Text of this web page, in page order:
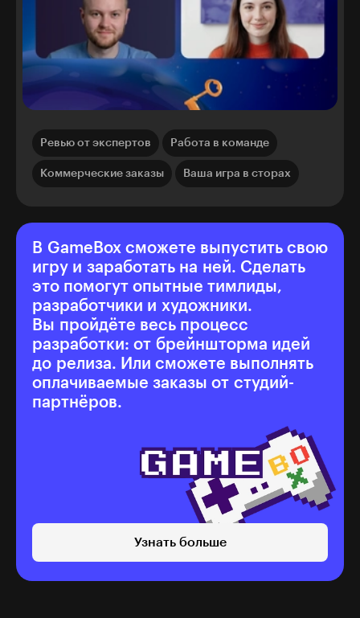
Ревью от экспертов Работа в команде
Коммерческие заказы Ваша игра в сторах
В GameBox сможете выпустить свою
игру и заработать на ней. Сделать
это помогут опытные тимлиды,
разработчики и художники.
Вы пройдёте весь процесс
разработки: от брейншторма идей
до релиза. Или сможете выполнять
оплачиваемые заказы от студий-
партнёров.
Узнать больше